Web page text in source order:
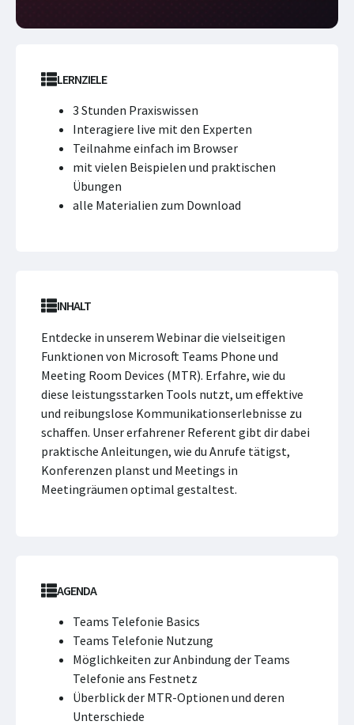
LERNZIELE
3 Stunden Praxiswissen
Interagiere live mit den Experten
Teilnahme einfach im Browser
mit vielen Beispielen und praktischen
Übungen
alle Materialien zum Download
INHALT
Entdecke in unserem Webinar die vielseitigen
Funktionen von Microsoft Teams Phone und
Meeting Room Devices (MTR). Erfahre, wie du
diese leistungsstarken Tools nutzt, um effektive
und reibungslose Kommunikationserlebnisse zu
schaffen. Unser erfahrener Referent gibt dir dabei
praktische Anleitungen, wie du Anrufe tätigst,
Konferenzen planst und Meetings in
Meetingräumen optimal gestaltest.
AGENDA
Teams Telefonie Basics
Teams Telefonie Nutzung
Möglichkeiten zur Anbindung der Teams
Telefonie ans Festnetz
Überblick der MTR-Optionen und deren
Unterschiede